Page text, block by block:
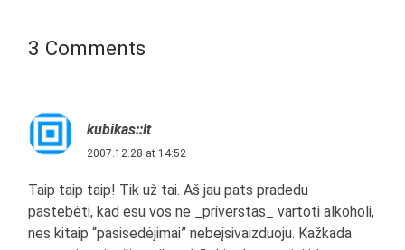
3 Comments
kubikas::lt
2007.12.28 at 14:52
Taip taip taip! Tik už tai. Aš jau pats pradedu
pastebėti, kad esu vos ne _priverstas_ vartoti alkoholi,
nes kitaip “pasisedėjimai” nebeįsivaizduoju. Kažkada